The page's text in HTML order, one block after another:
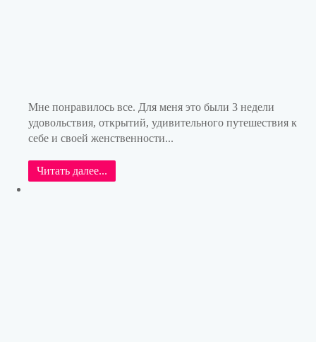
Мне понравилось все. Для меня это были 3 недели
удовольствия, открытий, удивительного путешествия к
себе и своей женственности...
Читать далее...